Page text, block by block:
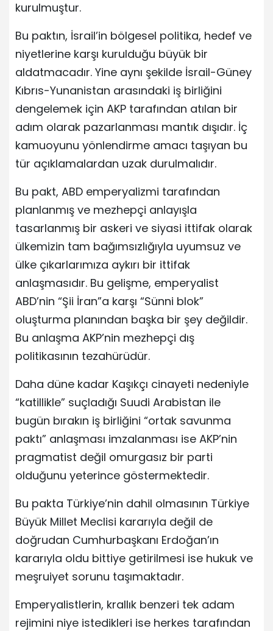
kurulmuştur.
Bu paktın, İsrail’in bölgesel politika, hedef ve
niyetlerine karşı kurulduğu büyük bir
aldatmacadır. Yine aynı şekilde İsrail-Güney
Kıbrıs-Yunanistan arasındaki iş birliğini
dengelemek için AKP tarafından atılan bir
adım olarak pazarlanması mantık dışıdır. İç
kamuoyunu yönlendirme amacı taşıyan bu
tür açıklamalardan uzak durulmalıdır.
Bu pakt, ABD emperyalizmi tarafından
planlanmış ve mezhepçi anlayışla
tasarlanmış bir askeri ve siyasi ittifak olarak
ülkemizin tam bağımsızlığıyla uyumsuz ve
ülke çıkarlarımıza aykırı bir ittifak
anlaşmasıdır. Bu gelişme, emperyalist
ABD’nin “Şii İran”a karşı “Sünni blok”
oluşturma planından başka bir şey değildir.
Bu anlaşma AKP’nin mezhepçi dış
politikasının tezahürüdür.
Daha düne kadar Kaşıkçı cinayeti nedeniyle
“katillikle” suçladığı Suudi Arabistan ile
bugün bırakın iş birliğini “ortak savunma
paktı” anlaşması imzalanması ise AKP’nin
pragmatist değil omurgasız bir parti
olduğunu yeterince göstermektedir.
Bu pakta Türkiye’nin dahil olmasının Türkiye
Büyük Millet Meclisi kararıyla değil de
doğrudan Cumhurbaşkanı Erdoğan’ın
kararıyla oldu bittiye getirilmesi ise hukuk ve
meşruiyet sorunu taşımaktadır.
Emperyalistlerin, krallık benzeri tek adam
rejimini niye istedikleri ise herkes tarafından